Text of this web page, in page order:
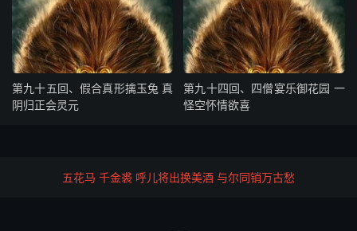
霄逃脱。他把个龙神龟蛇一搭包子又装将去了。妖精得胜回
寺，也将绳捆了，抬在地窖子里盖住不题。
你看那大圣落下云头，斜-在山巅之上，没精没采，懊恨
道：“这怪物十分利害！”不觉的合着眼，似睡一般，猛听得
有人叫道：“大圣，休推睡，快早上紧求救。你师父性命，
今日却来惊我！伸过孤拐来，让老孙打两棒解闷！”功曹慌
第九十五回、假合真形擒玉兔 真
阴归正会灵元
第九十四回、四僧宴乐御花园 一
怪空怀情欲喜
五花马 千金裘 呼儿将出换美酒 与尔同销万古愁